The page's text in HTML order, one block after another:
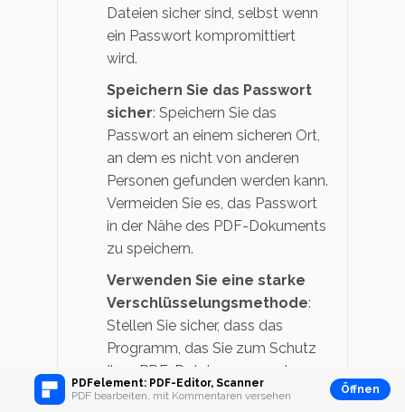
PDFelement: PDF-Editor, Scanner
PDF bearbeiten, mit Kommentaren versehen
Öffnen
Dateien sicher sind, selbst wenn
ein Passwort kompromittiert
wird.
Speichern Sie das Passwort
sicher: Speichern Sie das
Passwort an einem sicheren Ort,
an dem es nicht von anderen
Personen gefunden werden kann.
Vermeiden Sie es, das Passwort
in der Nähe des PDF-Dokuments
zu speichern.
Verwenden Sie eine starke
Verschlüsselungsmethode:
Stellen Sie sicher, dass das
Programm, das Sie zum Schutz
Ihrer PDF-Dateien verwenden,
eine starke